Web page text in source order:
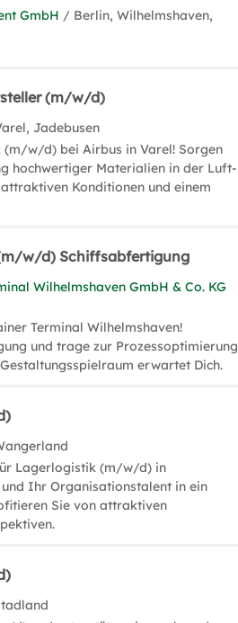
GmbH / Berlin, Wilhelmshaven,
(m/w/d)
Jadebusen
w/d) bei Airbus in Varel! Sorgen
hochwertiger Materialien in der Luft-
Konditionen und einem
w/d) Schiffsabfertigung
Wilhelmshaven GmbH & Co. KG
Terminal Wilhelmshaven!
und trage zur Prozessoptimierung
erwartet Dich.
Lagerlogistik (m/w/d) in
Ihr Organisationstalent in ein
Sie von attraktiven